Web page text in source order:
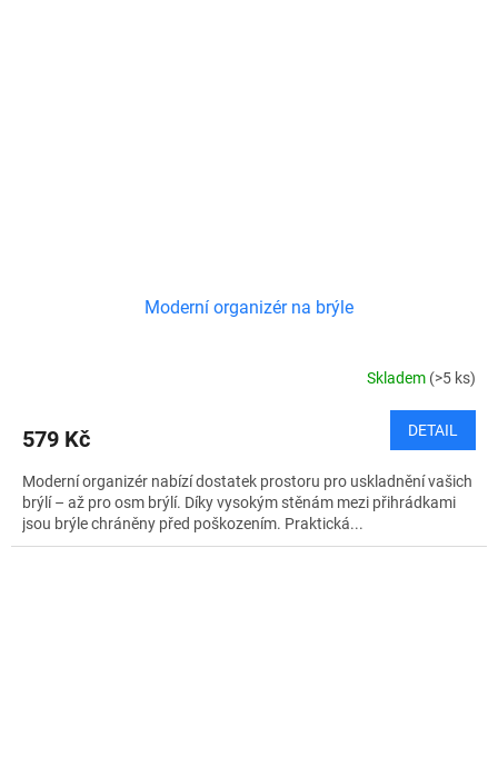
Moderní organizér na brýle
Skladem (>5 ks)
579 Kč DETAIL
Moderní organizér nabízí dostatek prostoru pro uskladnění vašich
brýlí – až pro osm brýlí. Díky vysokým stěnám mezi přihrádkami
jsou brýle chráněny před poškozením. Praktická...